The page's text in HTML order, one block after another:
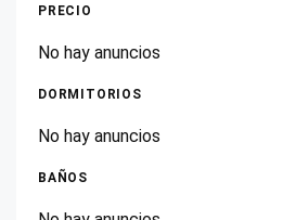
PRECIO
No hay anuncios
DORMITORIOS
No hay anuncios
BAÑOS